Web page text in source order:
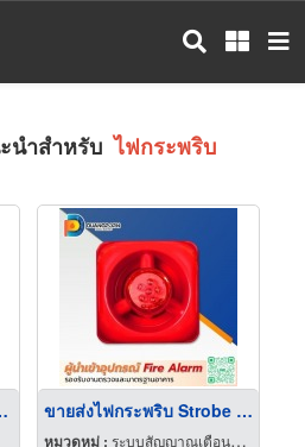
นำสำหรับไฟกระพริบ
ล่าเซลล์ ขายส่งไฟกระพริบ Strobe Light และไซเรน Horn ราคาส่ง
หมวดหมู่ : ระบบสัญญาณเตือนไฟไหม้